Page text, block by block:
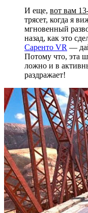
И еще, вот вам
трясет, когда я
мгновенный
назад, как это
Саренто VR —
Потому что, эта
ложно и в
раздражает!